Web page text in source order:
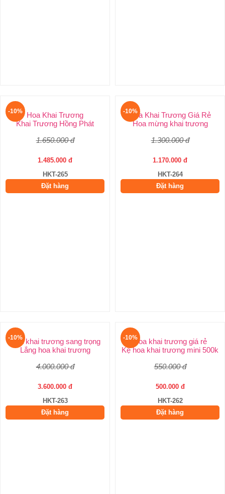
-10%Hoa chúc khai trương
Vòng hoa khai trương
4.400.000 đ
4.000.000 đ
HKT-267
Đặt hàng
-10%Hoa chúc khai trương
Lãng hoa mừng khai trương
1.300.000 đ
1.170.000 đ
HKT-266
Đặt hàng
-10% Hoa Khai Trương
Khai Trương Hồng Phát
1.650.000 đ
1.485.000 đ
HKT-265
Đặt hàng
-10%
Hoa Khai Trương Giá Rẻ
Hoa mừng khai trương
1.300.000 đ
1.170.000 đ
HKT-264
Đặt hàng